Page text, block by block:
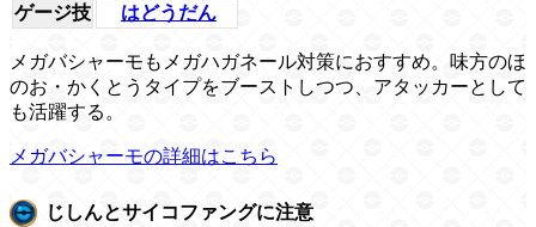
ゲージ技
はどうだん
メガバシャーモもメガハガネール対策におすすめ。味方のほ
のお・かくとうタイプをブーストしつつ、アタッカーとして
も活躍する。
メガバシャーモの詳細はこちら
じしんとサイコファングに注意